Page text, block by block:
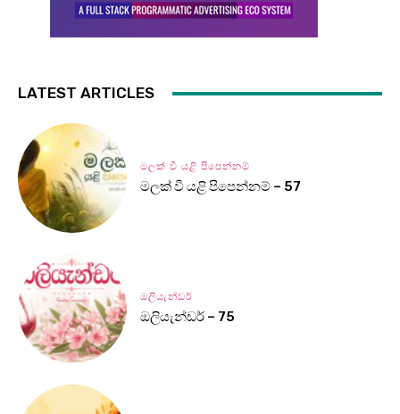
LATEST ARTICLES
මලක් වී යළි පිපෙන්නම්
මලක් වී යළි පිපෙන්නම් – 57
ඔලියැන්ඩර්
ඔලියැන්ඩර් – 75